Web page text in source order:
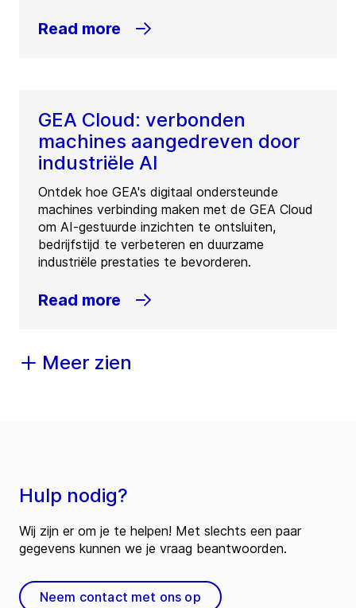
Read more
GEA Cloud: verbonden
machines aangedreven door
industriële AI
Ontdek hoe GEA's digitaal ondersteunde
machines verbinding maken met de GEA Cloud
om AI-gestuurde inzichten te ontsluiten,
bedrijfstijd te verbeteren en duurzame
industriële prestaties te bevorderen.
Read more
Meer zien
Hulp nodig?
Wij zijn er om je te helpen! Met slechts een paar
gegevens kunnen we je vraag beantwoorden.
Neem contact met ons op